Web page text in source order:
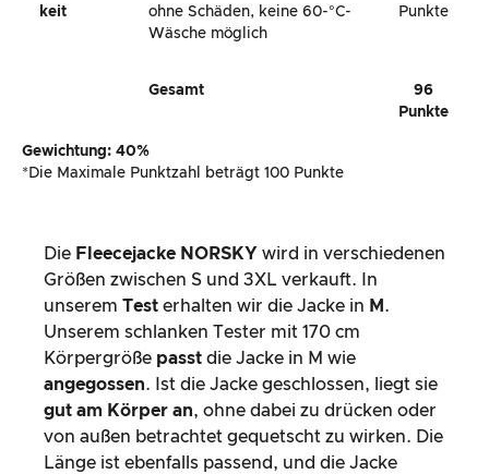
Keit
ohne Schäden, keine 60-°C-
Wäsche möglich
Punkte
Gesamt
96
Punkte
Gewichtung: 40%
*Die Maximale Punktzahl beträgt 100 Punkte
Die Fleecejacke NORSKY wird in verschiedenen
Größen zwischen S und 3XL verkauft. In
unserem Test erhalten wir die Jacke in M .
Unserem schlanken Tester mit 170 cm
Körpergröße passt die Jacke in M wie
angegossen. Ist die Jacke geschlossen, liegt sie
gut am Körper an, ohne dabei zu drücken oder
von außen betrachtet gequetscht zu wirken. Die
Länge ist ebenfalls passend, und die Jacke